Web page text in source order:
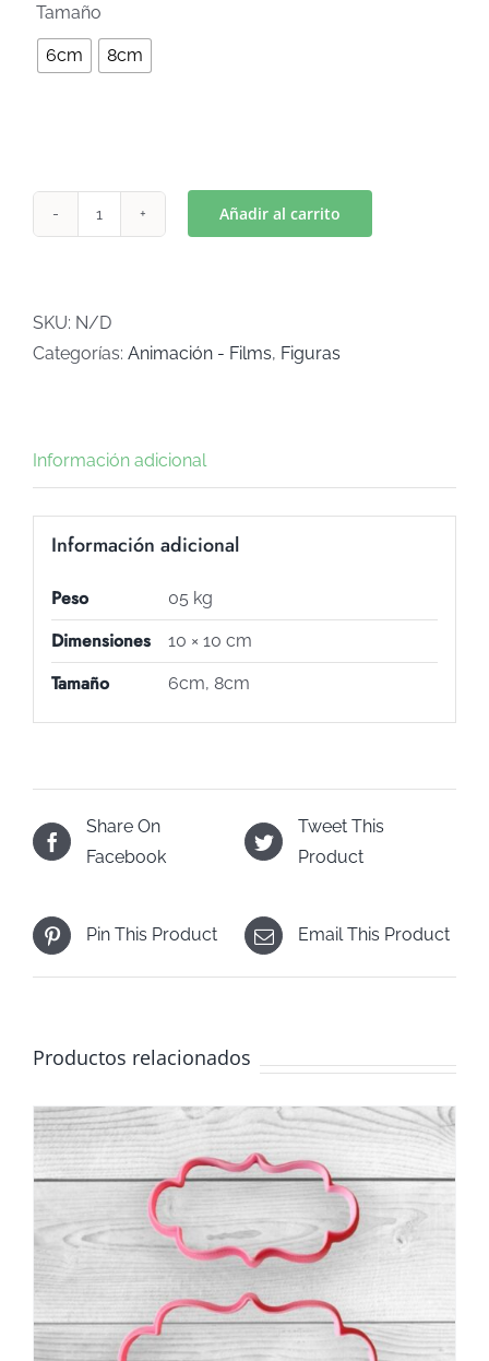
Tamaño
6cm 8cm
C-
110)
Añadir al carrito
SKU: N/D
Categorías: Animación - Films, Figuras
Información adicional
Información adicional
Peso 05 kg
Dimensiones 10 × 10 cm
Tamaño 6cm, 8cm
Share On
Facebook
Tweet This
Product
Pin This Product Email This Product
Productos relacionados